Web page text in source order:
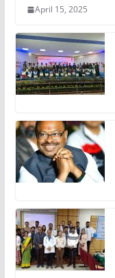
April 15, 2025